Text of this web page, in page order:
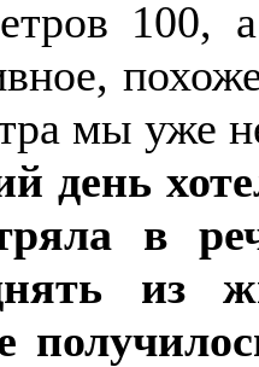
100,
мы уже
день
в